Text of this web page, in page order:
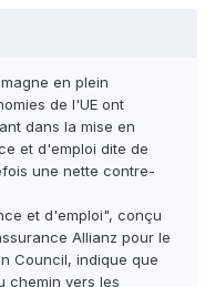
en plein
de l'UE ont
dans la mise en
et d'emploi dite de
une nette contre-
et d'emploi", conçu
Allianz pour le
Council, indique que
chemin vers les